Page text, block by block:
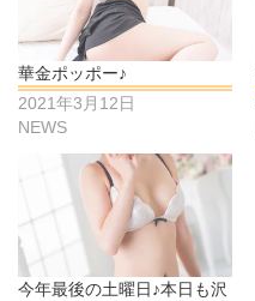
華金ポッポー♪
2021年3月12日
NEWS
今年最後の土曜日♪本日も沢